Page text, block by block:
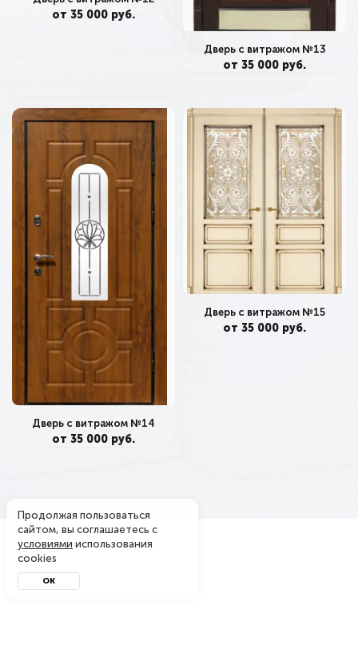
от 35 000 руб.
Дверь с витражом №13
от 35 000 руб.
Дверь с витражом №14
от 35 000 руб.
Дверь с витражом №15
от 35 000 руб.
Продолжая пользоваться
сайтом, вы соглашаетесь с
условиями использования
cookies
ОК